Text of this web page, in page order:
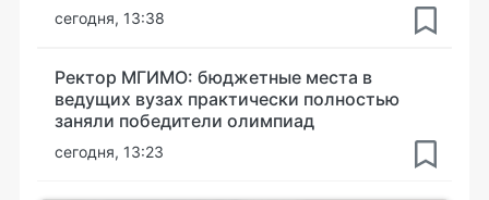
сегодня, 13:38
Ректор МГИМО: бюджетные места в
ведущих вузах практически полностью
заняли победители олимпиад
сегодня, 13:23